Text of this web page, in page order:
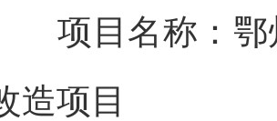
项目名称： 鄂
造项目